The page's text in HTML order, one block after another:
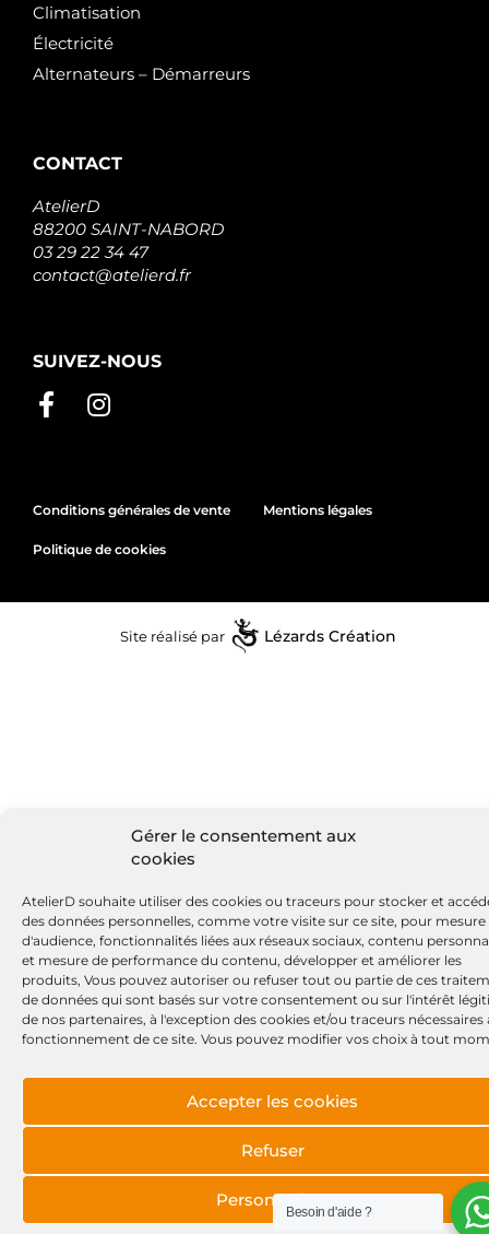
Gérer le consentement aux
cookies
AtelierD souhaite utiliser des cookies ou traceurs pour stocker et
des données personnelles, comme votre visite sur ce site, pour mesure
d'audience, fonctionnalités liées aux réseaux sociaux, contenu
et mesure de performance du contenu, développer et améliorer les
produits, Vous pouvez autoriser ou refuser tout ou partie de ces
de données qui sont basés sur votre consentement ou sur l'intérêt
de nos partenaires, à l'exception des cookies et/ou traceurs nécessaires
fonctionnement de ce site. Vous pouvez modifier vos choix à tout
Accepter les cookies
Refuser
Personnaliser
Climatisation
Électricité
Alternateurs – Démarreurs
CONTACT
AtelierD
88200 SAINT-NABORD
03 29 22 34 47
contact@atelierd.fr
SUIVEZ-NOUS
Conditions générales de vente Mentions légales
Politique de cookies
Site réalisé par Lézards Création
Besoin d'aide ?